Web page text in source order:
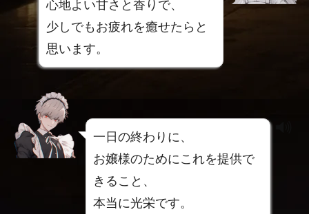
心地よい甘さと香りで、
少しでもお疲れを癒せたらと
思います。
一日の終わりに、
お嬢様のためにこれを提供で
きること、
本当に光栄です。